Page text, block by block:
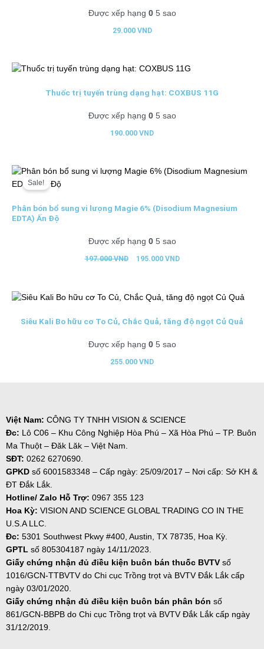
Được xếp hạng 05 sao
29.000 VND
Thuốc trị tuyến trùng dạng hạt: COXBUS 11G
Được xếp hạng 05 sao
190.000 VND
Sale!
Phân bón bổ sung vi lượng Magie 6% (Disodium Magnesium
EDTA) Ấn Độ
Được xếp hạng 05 sao
197.000VND
Giá
195.000 VND
Giá
195.000 VND.
Siêu Kali Bo hữu cơ To Củ, Chắc Quả, tăng độ ngọt Củ Quả
Được xếp hạng 05 sao
255.000 VND
Việt Nam: CÔNG TY TNHH VISION & SCIENCE
Đc: Lô C06 – Khu Công Nghiệp Hòa Phú – Xã Hòa Phú – TP. Buôn
Ma Thuột – Đăk Lăk – Việt Nam.
SĐT: 0262 6270690.
GPKD số 6001583348 – Cấp ngày: 25/09/2017 – Nơi cấp: Sở KH &
ĐT Đắk Lắk.
Hotline/ Zalo Hỗ Trợ: 0967 355 123
Hoa Kỳ: VISION AND SCIENCE GLOBAL TRADING CO IN THE
U.S.A LLC.
Đc: 5301 Southwest Pkwy #400, Austin, TX 78735, Hoa Kỳ.
GPTL số 805304187 ngày 14/11/2023.
Giấy chứng nhận đủ điều kiện buôn bán thuốc BVTV số
1016/GCN-TTBVTV do Chi cục Trồng trọt và BVTV Đắk Lắk cấp
ngày 03/01/2020.
Giấy chứng nhận đủ điều kiện buôn bán phân bón số
861/GCN-BBPB do Chi cục Trồng trọt và BVTV Đắk Lắk cấp ngày
31/12/2019.